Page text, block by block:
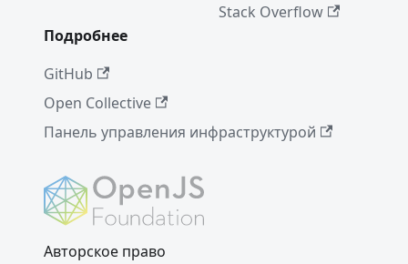
Stack Overflow
Подробнее
GitHub
Open Collective
Панель управления инфраструктурой
Авторское право